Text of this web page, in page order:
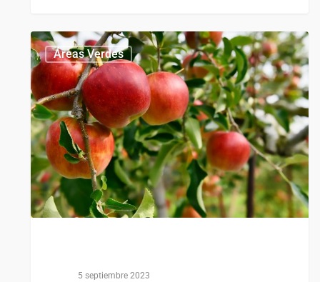
Áreas Verdes
5 septiembre 2023
0